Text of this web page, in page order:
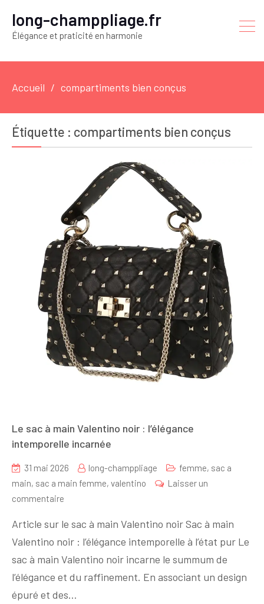
long-champpliage.fr
Élégance et praticité en harmonie
Accueil compartiments bien conçus
Étiquette : compartiments bien conçus
Le sac à main Valentino noir : l’élégance
intemporelle incarnée
31 mai 2026 long-champpliage femme, sac a
main, sac a main femme, valentino
Laisser un
commentaire
sac
à
main
Valentino
Article sur le sac à main Valentino noir Sac à main
Valentino noir : l’élégance intemporelle à l’état pur Le
sac à main Valentino noir incarne le summum de
l’élégance et du raffinement. En associant un design
épuré et des…